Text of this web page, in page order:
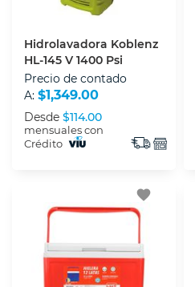
Hidrolavadora Koblenz
HL-145 V 1400 Psi
Precio de contado
A: $1,349.00
Desde $114.00
mensuales con
Crédito
favorite